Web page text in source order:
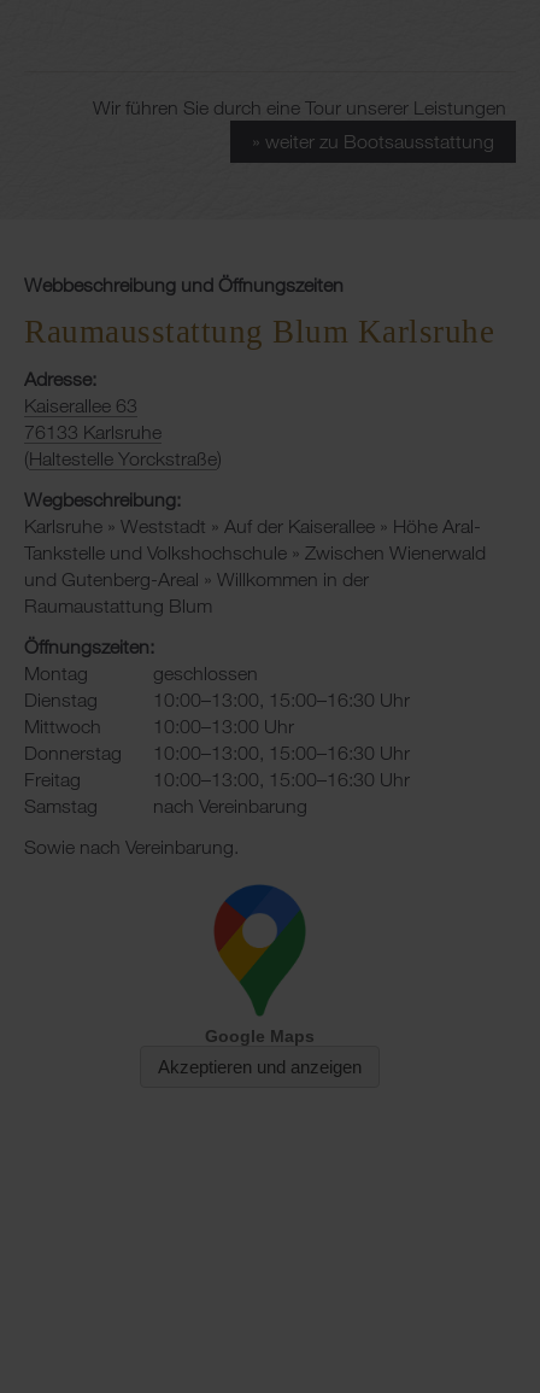
Wir führen Sie durch eine Tour unserer Leistungen
» weiter zu Bootsausstattung
Webbeschreibung und Öffnungszeiten
Raumausstattung Blum Karlsruhe
Adresse:
Kaiserallee 63
76133 Karlsruhe
(Haltestelle Yorckstraße)
Wegbeschreibung:
Karlsruhe » Weststadt » Auf der Kaiserallee » Höhe Aral-
Tankstelle und Volkshochschule » Zwischen Wienerwald
und Gutenberg-Areal » Willkommen in der
Raumaustattung Blum
Öffnungszeiten:
Montag
geschlossen
Dienstag
10:00–13:00, 15:00–16:30 Uhr
Mittwoch
10:00–13:00 Uhr
Donnerstag
10:00–13:00, 15:00–16:30 Uhr
Freitag
10:00–13:00, 15:00–16:30 Uhr
Samstag
nach Vereinbarung
Sowie nach Vereinbarung.